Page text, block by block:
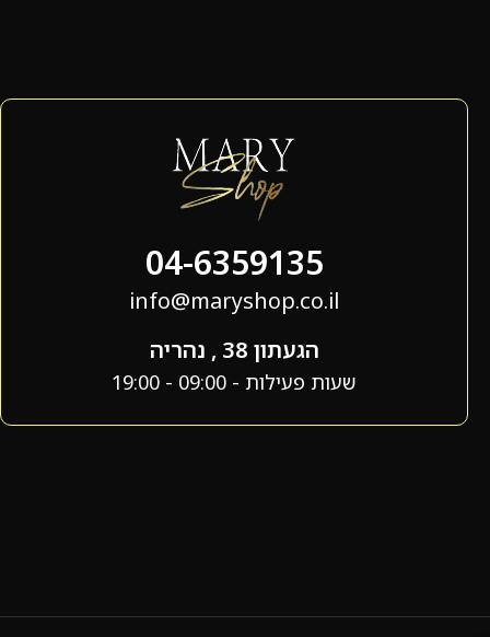
04-6359135
info@maryshop.co.il
הגעתון 38 , נהריה
שעות פעילות - 09:00 - 19:00